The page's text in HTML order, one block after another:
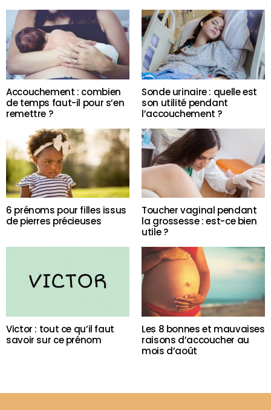
Accouchement : combien
de temps faut-il pour s’en
remettre ?
Sonde urinaire : quelle est
son utilité pendant
l’accouchement ?
6 prénoms pour filles issus
de pierres précieuses
Toucher vaginal pendant
la grossesse : est-ce bien
utile ?
Victor : tout ce qu’il faut
savoir sur ce prénom
Les 8 bonnes et mauvaises
raisons d’accoucher au
mois d’août